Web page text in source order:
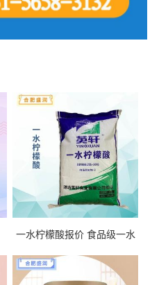
一水柠檬酸报价 食品级一水